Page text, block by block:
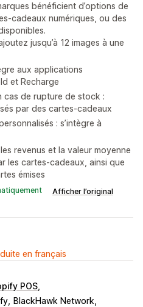
bénéficient d’options de
cadeaux numériques, ou des
jusqu’à 12 images à une
aux applications
et Recharge
cas de rupture de stock :
par des cartes-cadeaux
: s’intègre à
revenus et la valeur moyenne
les cartes-cadeaux, ainsi que
émises
Afficher l’original
en français
POS
BlackHawk Network